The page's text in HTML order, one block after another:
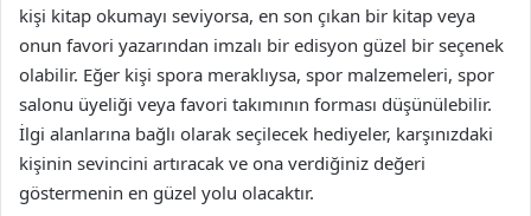
kişi kitap okumayı seviyorsa, en son çıkan bir kitap veya
onun favori yazarından imzalı bir edisyon güzel bir seçenek
olabilir. Eğer kişi spora meraklıysa, spor malzemeleri, spor
salonu üyeliği veya favori takımının forması düşünülebilir.
İlgi alanlarına bağlı olarak seçilecek hediyeler, karşınızdaki
kişinin sevincini artıracak ve ona verdiğiniz değeri
göstermenin en güzel yolu olacaktır.